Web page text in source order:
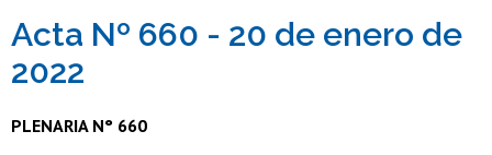
Académicas/os
Acta Nº 660 - 20 de enero de
2022
PLENARIA N° 660